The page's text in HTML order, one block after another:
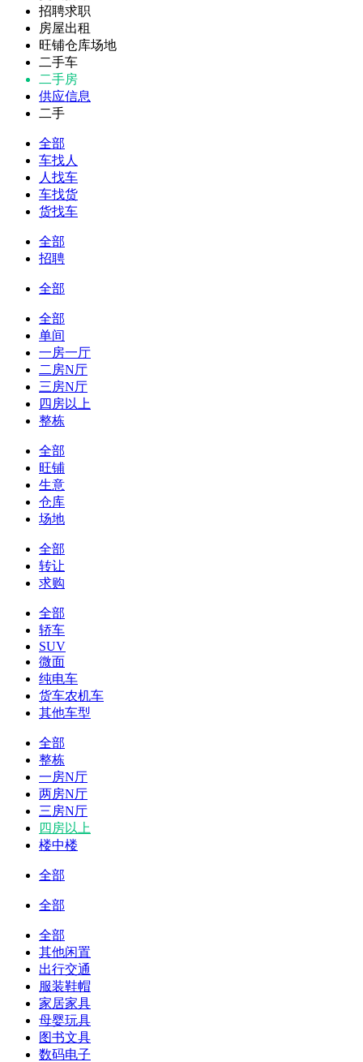
招聘求职
房屋出租
旺铺仓库场地
二手车
二手房
供应信息
二手
全部
车找人
人找车
车找货
货找车
全部
招聘
全部
全部
单间
一房一厅
二房N厅
三房N厅
四房以上
整栋
全部
旺铺
生意
仓库
场地
全部
转让
求购
全部
轿车
SUV
微面
纯电车
货车农机车
其他车型
全部
整栋
一房N厅
两房N厅
三房N厅
四房以上
楼中楼
全部
全部
全部
其他闲置
出行交通
服装鞋帽
家居家具
母婴玩具
图书文具
数码电子